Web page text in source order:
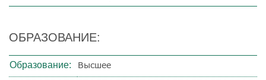
ОБРАЗОВАНИЕ:
Образование: Высшее